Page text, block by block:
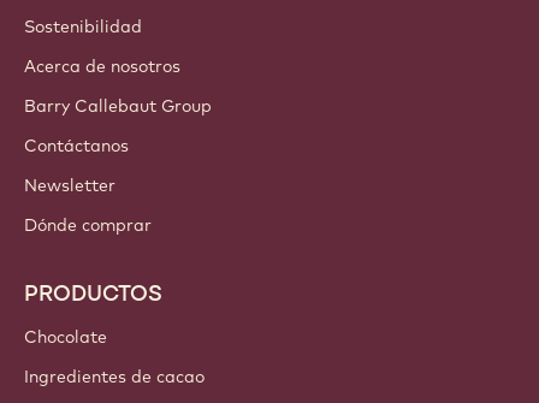
Sostenibilidad
Acerca de nosotros
Barry Callebaut Group
Contáctanos
Newsletter
Dónde comprar
PRODUCTOS
Chocolate
Ingredientes de cacao